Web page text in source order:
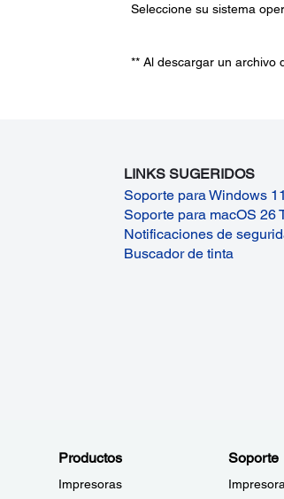
Seleccione su sistema
** Al descargar un archivo
LINKS SUGERIDOS
Soporte para Windows 11
Soporte para macOS 26
Notificaciones de
Buscador de tinta
Productos
Impresoras
Soporte